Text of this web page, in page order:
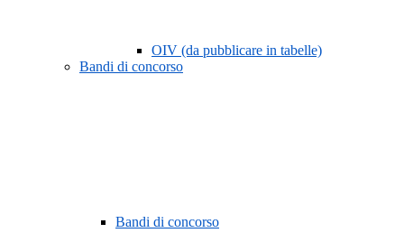
OIV (da pubblicare in tabelle)
Bandi di concorso
Bandi di concorso